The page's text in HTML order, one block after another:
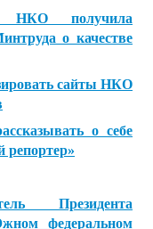
НКО получила
о качестве
сайты НКО
о себе
репортер»
Президента
федеральном